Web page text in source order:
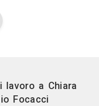
lavoro a Chiara
Focacci